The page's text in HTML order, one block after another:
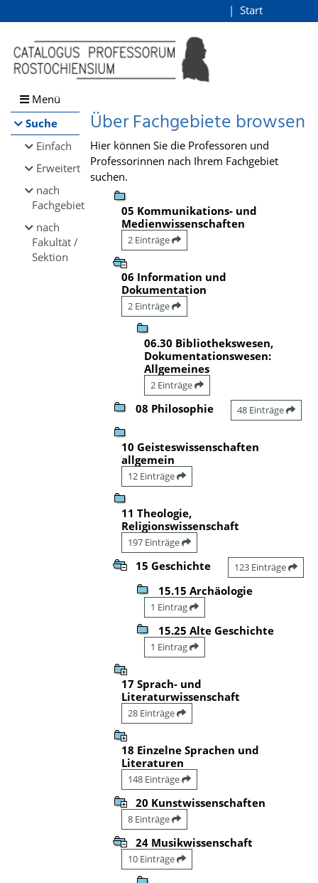
Browsen
direkt zum Inhalt
Start
Menü
Suche
Einfach
Erweitert
nach
Fachgebiet
nach
Fakultät /
Sektion
Über Fachgebiete browsen
Hier können Sie die Professoren und
Professorinnen nach Ihrem Fachgebiet
suchen.
05 Kommunikations- und
Medienwissenschaften
2 Einträge
06 Information und
Dokumentation
2 Einträge
06.30 Bibliothekswesen,
Dokumentationswesen:
Allgemeines
2 Einträge
08 Philosophie 48 Einträge
10 Geisteswissenschaften
allgemein
12 Einträge
11 Theologie,
Religionswissenschaft
197 Einträge
15 Geschichte 123 Einträge
15.15 Archäologie
1 Eintrag
15.25 Alte Geschichte
1 Eintrag
17 Sprach- und
Literaturwissenschaft
28 Einträge
18 Einzelne Sprachen und
Literaturen
148 Einträge
20 Kunstwissenschaften
8 Einträge
24 Musikwissenschaft
10 Einträge